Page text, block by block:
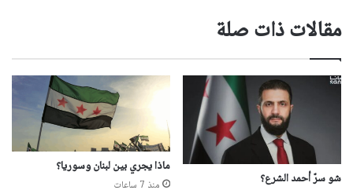
مقالات ذات صلة
شو سرّ أحمد الشرع؟
ماذا يجري بين لبنان وسوريا؟
منذ 7 ساعات